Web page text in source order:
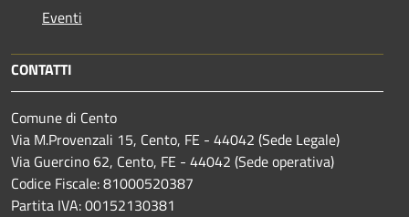
Eventi
CONTATTI
Comune di Cento
Via M.Provenzali 15, Cento, FE - 44042 (Sede Legale)
Via Guercino 62, Cento, FE - 44042 (Sede operativa)
Codice Fiscale: 81000520387
Partita IVA: 00152130381